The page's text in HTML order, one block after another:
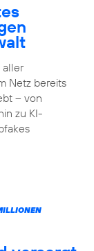
aller
Netz bereits
– von
zu KI-